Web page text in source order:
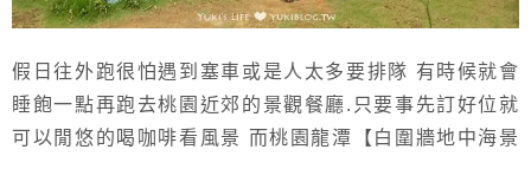
假日往外跑很怕遇到塞車或是人太多要排隊 有時候就會
睡飽一點再跑去桃園近郊的景觀餐廳.只要事先訂好位就
可以閒悠的喝咖啡看風景 而桃園龍潭【白圍牆地中海景